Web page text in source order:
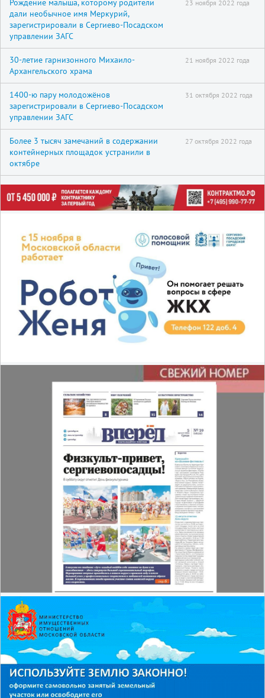
Рождение малыша, которому родители
дали необычное имя Меркурий,
зарегистрировали в Сергиево-Посадском
управлении ЗАГС
23 ноября 2022 года
30-летие гарнизонного Михаило-
Архангельского храма
21 ноября 2022 года
1400-ю пару молодожёнов
зарегистрировали в Сергиево-Посадском
управлении ЗАГС
31 октября 2022 года
Более 3 тысяч замечаний в содержании
контейнерных площадок устранили в
октябре
27 октября 2022 года